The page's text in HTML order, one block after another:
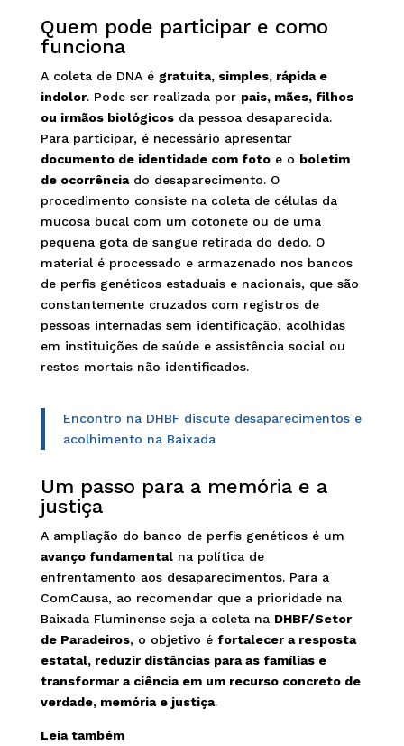
Quem pode participar e como
funciona
A coleta de DNA é gratuita, simples, rápida e
indolor. Pode ser realizada por pais, mães, filhos
ou irmãos biológicosda pessoa desaparecida.
Para participar, é necessário apresentar
documento de identidade com fotoe o boletim
de ocorrênciado desaparecimento. O
procedimento consiste na coleta de células da
mucosa bucal com um cotonete ou de uma
pequena gota de sangue retirada do dedo. O
material é processado e armazenado nos bancos
de perfis genéticos estaduais e nacionais, que são
constantemente cruzados com registros de
pessoas internadas sem identificação, acolhidas
em instituições de saúde e assistência social ou
restos mortais não identificados.
Encontro na DHBF discute desaparecimentos e
acolhimento na Baixada
Um passo para a memória e a
justiça
A ampliação do banco de perfis genéticos é um
avanço fundamentalna política de
enfrentamento aos desaparecimentos. Para a
ComCausa, ao recomendar que a prioridade na
Baixada Fluminense seja a coleta na DHBF/Setor
de Paradeiros, o objetivo é fortalecer a resposta
estatal, reduzir distâncias para as famílias e
transformar a ciência em um recurso concreto de
verdade, memória e justiça.
Leia também